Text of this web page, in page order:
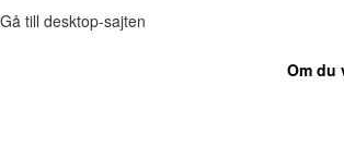
Gå till desktop-sajten
Om du